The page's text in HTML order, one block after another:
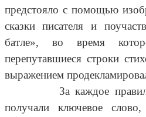
предстояло с помощью
сказки писателя и
батле», во время
перепутавшиеся строки
выражением
За каждое
получали ключевое